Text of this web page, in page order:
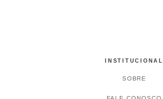
INSTITUCIONAL
SOBRE